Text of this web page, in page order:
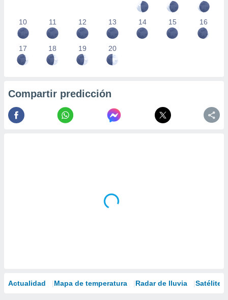
10 11 12 13 14 15 16
17 18 19 20
Compartir predicción
Actualidad Mapa de temperatura Radar de lluvia Satélites